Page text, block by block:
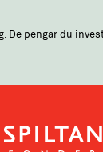
pengar du